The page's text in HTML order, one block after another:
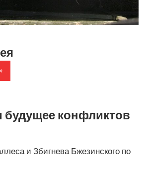
конфликтов
и Збигнева Бжезинского по